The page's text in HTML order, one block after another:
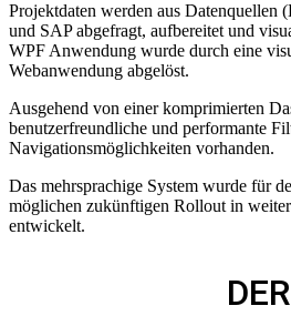
Projektdaten werden aus Datenquellen
und SAP abgefragt, aufbereitet und
WPF Anwendung wurde durch eine
Webanwendung abgelöst.
Ausgehend von einer komprimierten
benutzerfreundliche und performante
Navigationsmöglichkeiten vorhanden.
Das mehrsprachige System wurde für
möglichen zukünftigen Rollout in
entwickelt.